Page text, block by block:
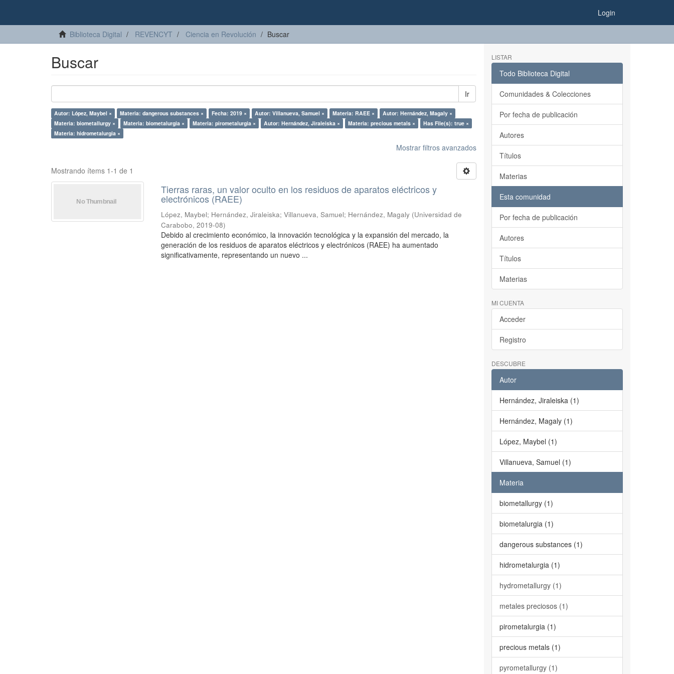
Login
Biblioteca Digital REVENCYT Ciencia en Revolución Buscar
Buscar
Ir
Autor: López, Maybel × Materia: dangerous substances × Fecha: 2019 × Autor: Villanueva, Samuel × Materia: RAEE ×
Autor: Hernández, Magaly ×
Materia: biometallurgy ×
Materia: biometalurgia × Materia: pirometalurgia × Autor: Hernández, Jiraleiska × Materia: precious metals ×
Has File(s): true ×
Materia: hidrometalurgia ×
Mostrar filtros avanzados
Mostrando ítems 1-1 de 1
Tierras raras, un valor oculto en los residuos de aparatos eléctricos y
electrónicos (RAEE)
López, Maybel; Hernández, Jiraleiska;Villanueva, Samuel; Hernández, Magaly (Universidad de
Carabobo,2019-08)
Debido al crecimiento económico, la innovación tecnológica y la expansión del mercado, la
generación de los residuos de aparatos eléctricos y electrónicos (RAEE) ha aumentado
significativamente, representando un nuevo ...
LISTAR
Todo Biblioteca Digital
Comunidades & Colecciones
Por fecha de publicación
Autores
Títulos
Materias
Esta comunidad
Por fecha de publicación
Autores
Títulos
Materias
MI CUENTA
Acceder
Registro
DESCUBRE
Autor
Hernández, Jiraleiska (1)
Hernández, Magaly (1)
López, Maybel (1)
Villanueva, Samuel (1)
Materia
biometallurgy (1)
biometalurgia (1)
dangerous substances (1)
hidrometalurgia (1)
hydrometallurgy (1)
metales preciosos (1)
pirometalurgia (1)
precious metals (1)
pyrometallurgy (1)